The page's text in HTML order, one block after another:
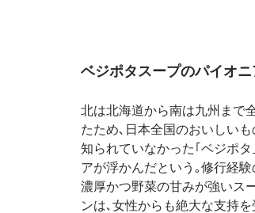
ベジポタスープのパイオニ
北は北海道から南は九州まで
たため､日本全国のおいしい
知られていなかった｢ベジポ
アが浮かんだという｡修行経
濃厚かつ野菜の甘みが強いス
ンは､女性からも絶大な支持を